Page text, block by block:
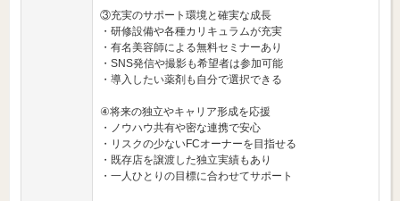
③充実のサポート環境と確実な成長
・研修設備や各種カリキュラムが充実
・有名美容師による無料セミナーあり
・SNS発信や撮影も希望者は参加可能
・導入したい薬剤も自分で選択できる
④将来の独立やキャリア形成を応援
・ノウハウ共有や密な連携で安心
・リスクの少ないFCオーナーを目指せる
・既存店を譲渡した独立実績もあり
・一人ひとりの目標に合わせてサポート